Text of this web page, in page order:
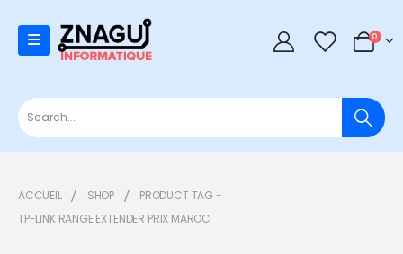
0 0
ACCUEIL SHOP
PRODUCT TAG -
TP-LINK RANGE EXTENDER PRIX MAROC